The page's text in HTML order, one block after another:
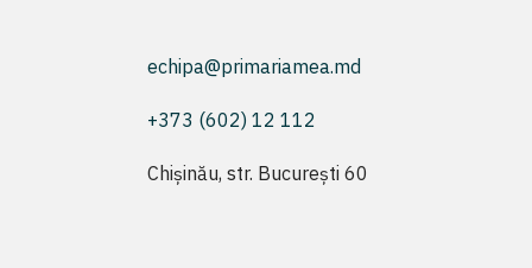
echipa@primariamea.md
+373 (602) 12 112
Chișinău, str. București 60